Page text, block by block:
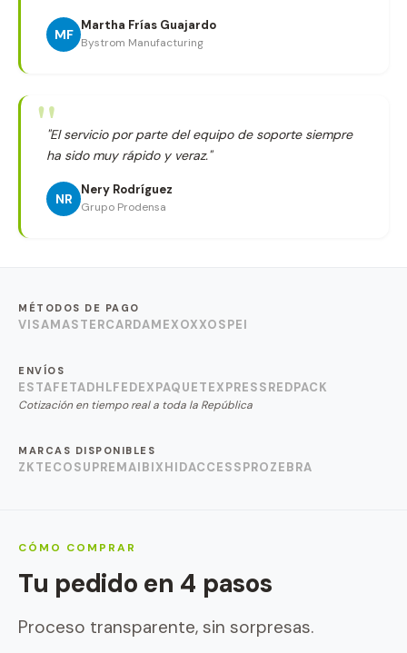
MF
Martha Frías Guajardo
Bystrom Manufacturing
"El servicio por parte del equipo de soporte siempre
ha sido muy rápido y veraz."
NR
Nery Rodríguez
Grupo Prodensa
MÉTODOS DE PAGO
VISAMASTERCARDAMEXOXXOSPEI
ENVÍOS
ESTAFETADHLFEDEXPAQUETEXPRESSREDPACK
Cotización en tiempo real a toda la República
MARCAS DISPONIBLES
ZKTECOSUPREMAIBIXHIDACCESSPROZEBRA
CÓMO COMPRAR
Tu pedido en 4 pasos
Proceso transparente, sin sorpresas.